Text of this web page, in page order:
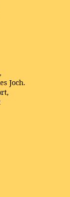
Joch.